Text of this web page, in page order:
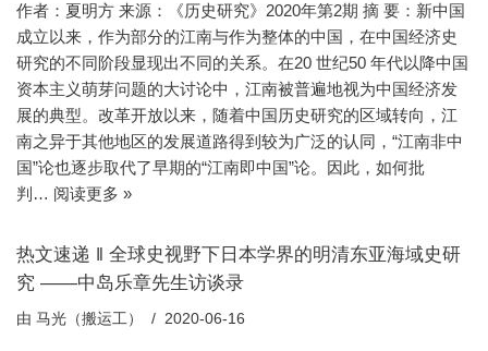
作者：夏明方 来源：《历史研究》2020年第2期 摘 要：新中国
成立以来，作为部分的江南与作为整体的中国，在中国经济史
研究的不同阶段显现出不同的关系。在20 世纪50 年代以降中国
资本主义萌芽问题的大讨论中，江南被普遍地视为中国经济发
展的典型。改革开放以来，随着中国历史研究的区域转向，江
南之异于其他地区的发展道路得到较为广泛的认同，“江南非中
国”论也逐步取代了早期的“江南即中国”论。因此，如何批
判… 阅读更多 »
热文速递 ‖ 全球史视野下日本学界的明清东亚海域史研
究 ——中岛乐章先生访谈录
由 马光（搬运工） 2020-06-16